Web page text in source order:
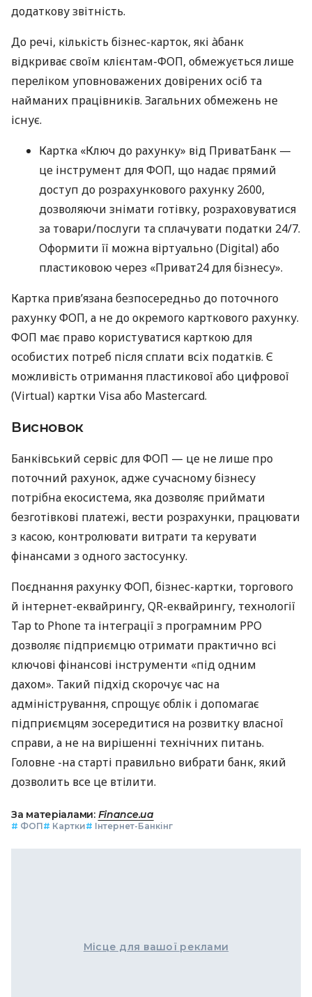
додаткову звітність.
До речі, кількість бізнес-карток, які àбанк
відкриває своїм клієнтам-ФОП, обмежується лише
переліком уповноважених довірених осіб та
найманих працівників. Загальних обмежень не
існує.
Картка «Ключ до рахунку» від ПриватБанк —
це інструмент для ФОП, що надає прямий
доступ до розрахункового рахунку 2600,
дозволяючи знімати готівку, розраховуватися
за товари/послуги та сплачувати податки 24/7.
Оформити її можна віртуально (Digital) або
пластиковою через «Приват24 для бізнесу».
Картка прив’язана безпосередньо до поточного
рахунку ФОП, а не до окремого карткового рахунку.
ФОП має право користуватися карткою для
особистих потреб після сплати всіх податків. Є
можливість отримання пластикової або цифрової
(Virtual) картки Visa або Mastercard.
Висновок
Банківський сервіс для ФОП — це не лише про
поточний рахунок, адже сучасному бізнесу
потрібна екосистема, яка дозволяє приймати
безготівкові платежі, вести розрахунки, працювати
з касою, контролювати витрати та керувати
фінансами з одного застосунку.
Поєднання рахунку ФОП, бізнес-картки, торгового
й інтернет-еквайрингу, QR-еквайрингу, технології
Tap to Phone та інтеграції з програмним РРО
дозволяє підприємцю отримати практично всі
ключові фінансові інструменти «під одним
дахом». Такий підхід скорочує час на
адміністрування, спрощує облік і допомагає
підприємцям зосередитися на розвитку власної
справи, а не на вирішенні технічних питань.
Головне -на старті правильно вибрати банк, який
дозволить все це втілити.
За матеріалами: Finance.ua
# ФОП# Картки# Інтернет-Банкінг
Місце для вашої реклами